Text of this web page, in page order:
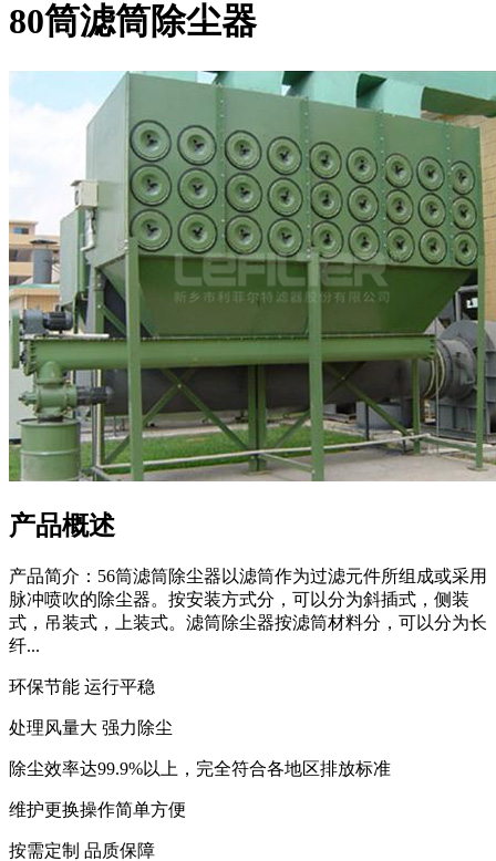
80筒滤筒除尘器
产品概述
产品简介：56筒滤筒除尘器以滤筒作为过滤元件所组成或采用
脉冲喷吹的除尘器。按安装方式分，可以分为斜插式，侧装
式，吊装式，上装式。滤筒除尘器按滤筒材料分，可以分为长
纤...
环保节能 运行平稳
处理风量大 强力除尘
除尘效率达99.9%以上，完全符合各地区排放标准
维护更换操作简单方便
按需定制 品质保障